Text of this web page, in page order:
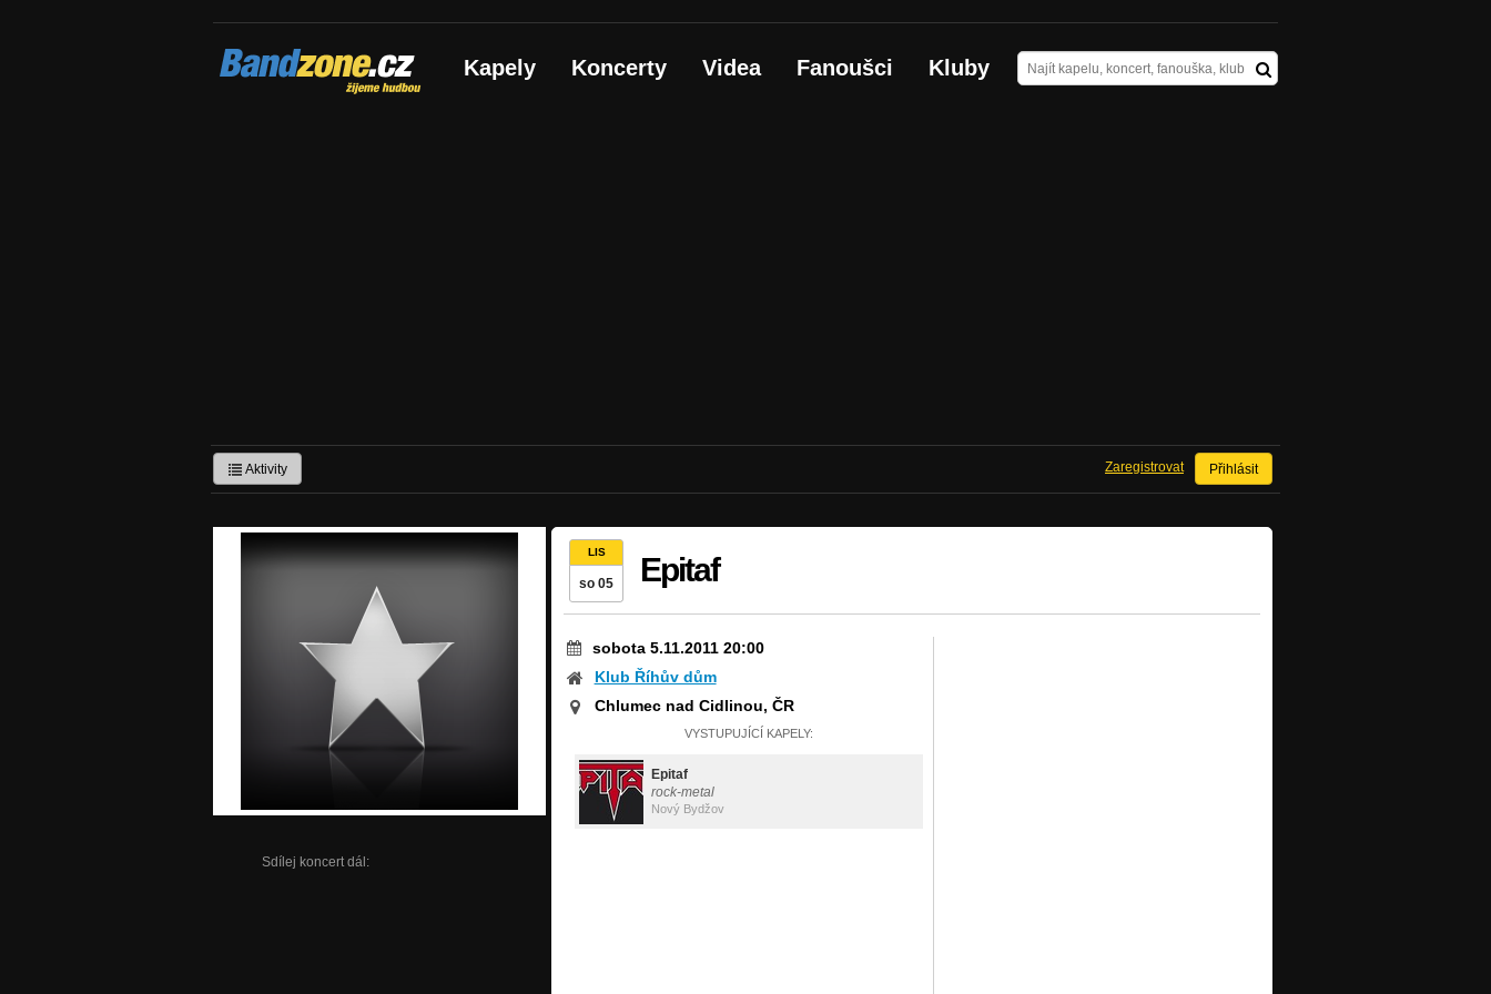
Bandzone.cz
žijeme hudbou Kapely Koncerty Videa Fanoušci Kluby
Aktivity Přihlásit
Zaregistrovat
Sdílej koncert dál:
LIS
so 05 Epitaf
sobota 5.11.2011 20:00
Klub Říhův dům
Chlumec nad Cidlinou, ČR
VYSTUPUJÍCÍ KAPELY:
Epitaf
rock-metal
Nový Bydžov